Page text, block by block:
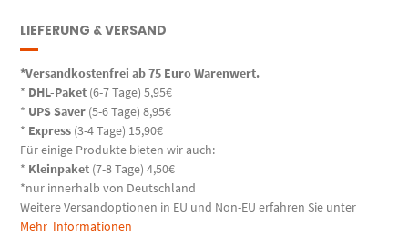
LIEFERUNG & VERSAND
*Versandkostenfrei ab 75 Euro Warenwert.
* DHL-Paket (6-7 Tage) 5,95€
* UPS Saver (5-6 Tage) 8,95€
* Express (3-4 Tage) 15,90€
Für einige Produkte bieten wir auch:
* Kleinpaket (7-8 Tage) 4,50€
*nur innerhalb von Deutschland
Weitere Versandoptionen in EU und Non-EU erfahren Sie unter
Mehr Informationen